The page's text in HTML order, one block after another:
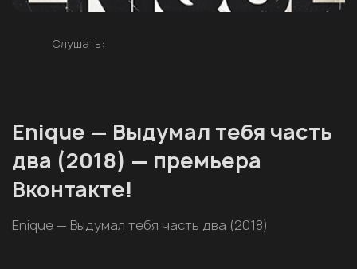
Слушать:
Enique — Выдумал тебя часть
два (2018) — премьера
Вконтакте!
Enique — Выдумал тебя часть два (2018)